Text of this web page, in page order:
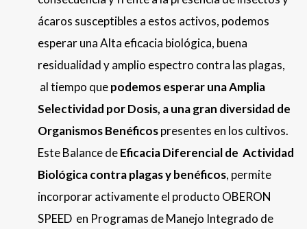
ácaros susceptibles a estos activos, podemos
esperar una Alta eficacia biológica, buena
residualidad y amplio espectro contra las plagas,
al tiempo quepodemos esperar una Amplia
Selectividad por Dosis, a una gran diversidad de
Organismos Benéficospresentes en los cultivos.
Este Balance deEficacia Diferencial de Actividad
Biológica contra plagas y benéficos, permite
incorporar activamente el producto OBERON
SPEED en Programas de Manejo Integrado de